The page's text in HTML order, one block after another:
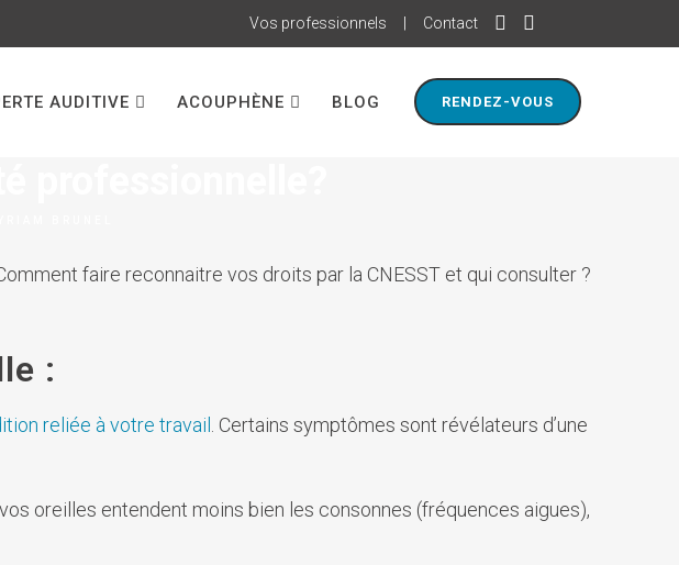
Vos professionnels Contact
RENDEZ-VOUS
AUDITIVE ACOUPHÈNE BLOG
faire reconnaitre vos droits par la CNESST et qui consulter ?
:
reliée à votre travail
. Certains symptômes sont révélateurs d’une
oreilles entendent moins bien les consonnes (fréquences aigues),